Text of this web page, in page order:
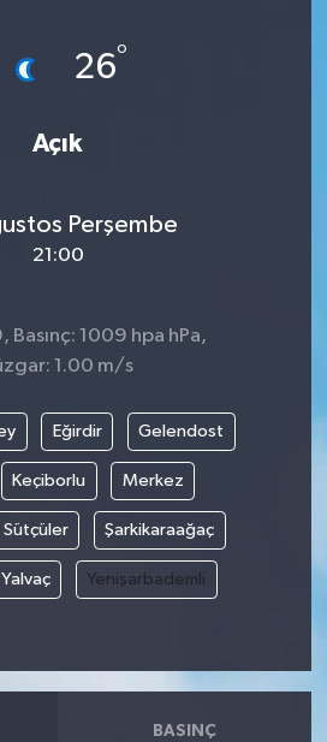
26°
Açık
Perşembe
21:00
Basınç: 1009 hpa hPa,
1.00 m/s
Eğirdir Gelendost
Keçiborlu Merkez
Sütçüler Şarkikaraağaç
Yalvaç Yenişarbademli
BASINÇ